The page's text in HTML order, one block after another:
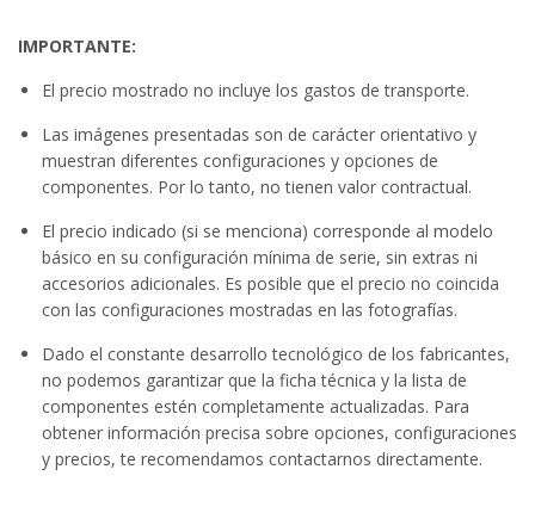
IMPORTANTE:
El precio mostrado no incluye los gastos de transporte.
Las imágenes presentadas son de carácter orientativo y
muestran diferentes configuraciones y opciones de
componentes. Por lo tanto, no tienen valor contractual.
El precio indicado (si se menciona) corresponde al modelo
básico en su configuración mínima de serie, sin extras ni
accesorios adicionales. Es posible que el precio no coincida
con las configuraciones mostradas en las fotografías.
Dado el constante desarrollo tecnológico de los fabricantes,
no podemos garantizar que la ficha técnica y la lista de
componentes estén completamente actualizadas. Para
obtener información precisa sobre opciones, configuraciones
y precios, te recomendamos contactarnos directamente.